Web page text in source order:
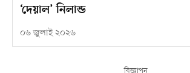
‘দেয়াল’ নিলান্ড
০৬ জুলাই ২০২৬